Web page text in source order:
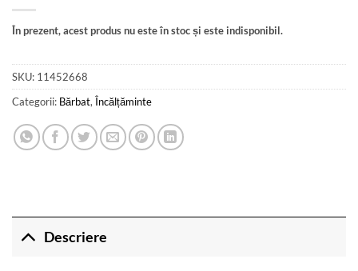
În prezent, acest produs nu este în stoc și este indisponibil.
SKU: 11452668
Categorii: Bărbat, Încălțăminte
Descriere